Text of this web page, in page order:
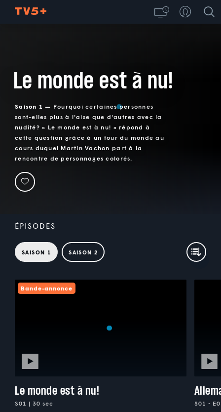
Le monde est à nu!
Saison 1 — Pourquoi certaines personnes
sont-elles plus à l'aise que d'autres avec la
nudité? « Le monde est à nu! » répond à
cette question grâce à un tour du monde au
cours duquel Martin Vachon part à la
rencontre de personnages colorés.
ÉPISODES
SAISON 1 SAISON 2
Bande-annonce
Le monde est à nu!
S01 | 30 sec S01 •